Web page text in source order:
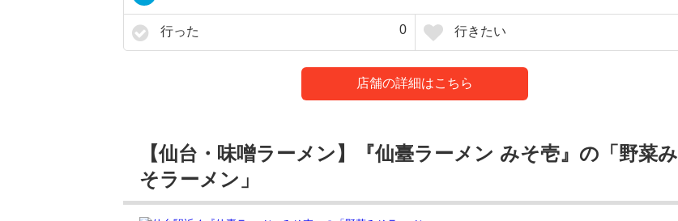
行った 0 行きたい
店舗の詳細はこちら
【仙台・味噌ラーメン】『仙臺ラーメン みそ壱』の「野菜み
そラーメン」